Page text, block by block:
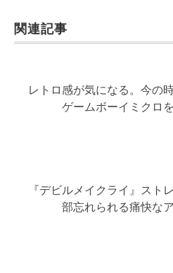
関連記事
レトロ感が気になる。今の
ゲームボーイミクロ
『デビルメイクライ』スト
部忘れられる痛快な